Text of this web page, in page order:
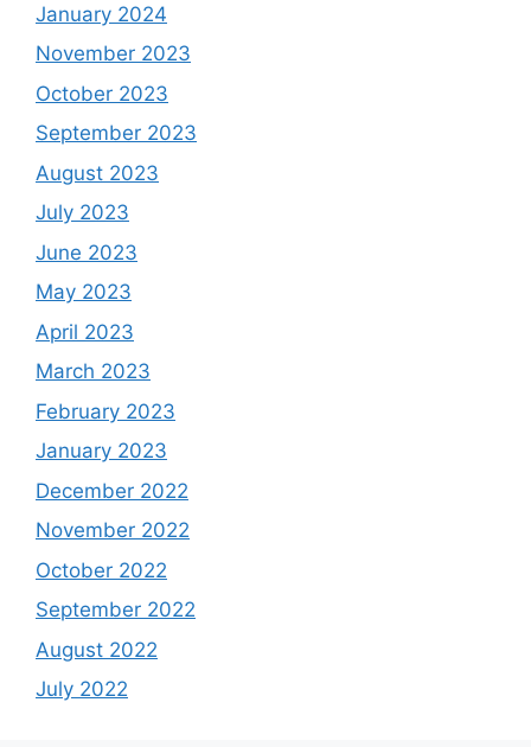
January 2024
November 2023
October 2023
September 2023
August 2023
July 2023
June 2023
May 2023
April 2023
March 2023
February 2023
January 2023
December 2022
November 2022
October 2022
September 2022
August 2022
July 2022